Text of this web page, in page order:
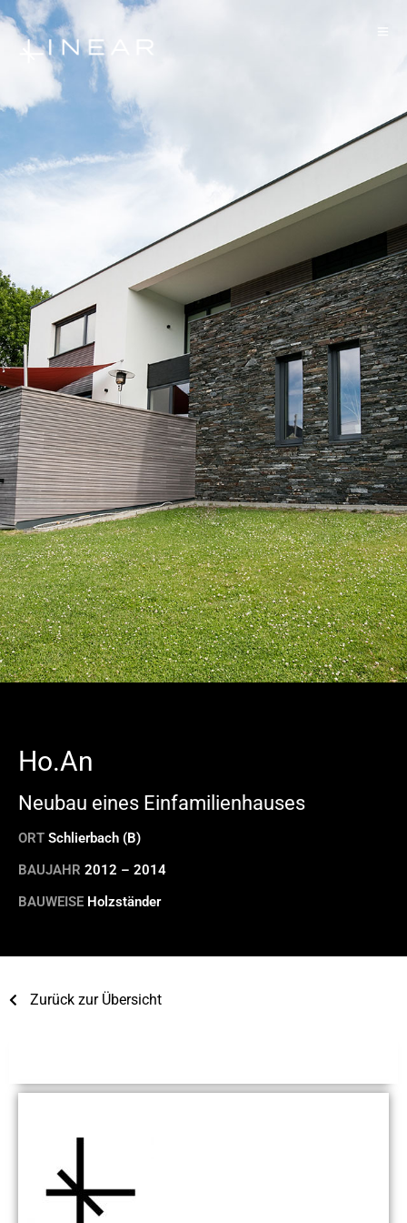
Ho.An
Neubau eines Einfamilienhauses
ORT Schlierbach (B)
BAUJAHR 2012 – 2014
BAUWEISE Holzständer
Zurück zur Übersicht